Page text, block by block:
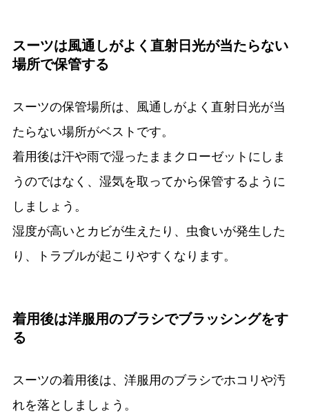
スーツは風通しがよく直射日光が当たらない
場所で保管する
スーツの保管場所は、風通しがよく直射日光が当
たらない場所がベストです。
着用後は汗や雨で湿ったままクローゼットにしま
うのではなく、湿気を取ってから保管するように
しましょう。
湿度が高いとカビが生えたり、虫食いが発生した
り、トラブルが起こりやすくなります。
着用後は洋服用のブラシでブラッシングをす
る
スーツの着用後は、洋服用のブラシでホコリや汚
れを落としましょう。